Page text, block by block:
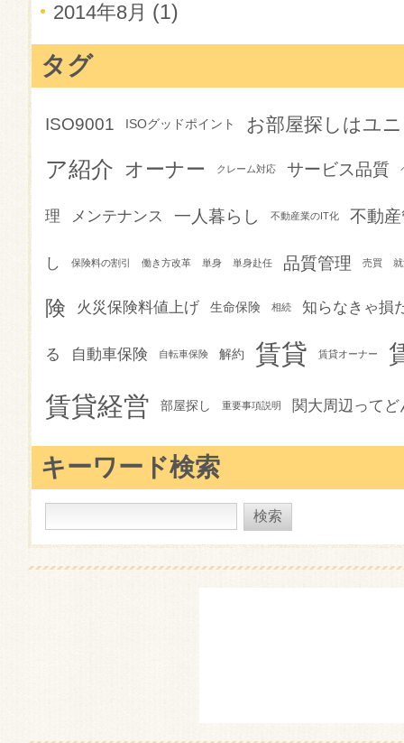
2014年8月 (1)
タグ
ISO9001 ISOグッドポイント お部屋探しはユ
ア紹介 オーナー クレーム対応 サービス品質
理 メンテナンス 一人暮らし 不動産業のIT化 不動
し 保険料の割引 働き方改革 単身 単身赴任 品質管理 売買
険 火災保険料値上げ 生命保険 相続 知らなきゃ損
る 自動車保険 自転車保険 解約 賃貸 賃貸オーナー
賃貸経営 部屋探し 重要事項説明 関大周辺って
キーワード検索